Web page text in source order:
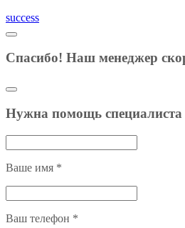
success
Спасибо! Наш менеджер
Нужна помощь специалиста
Ваше имя *
Ваш телефон *